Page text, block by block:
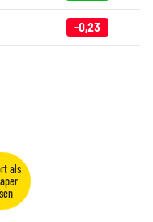
-0,23